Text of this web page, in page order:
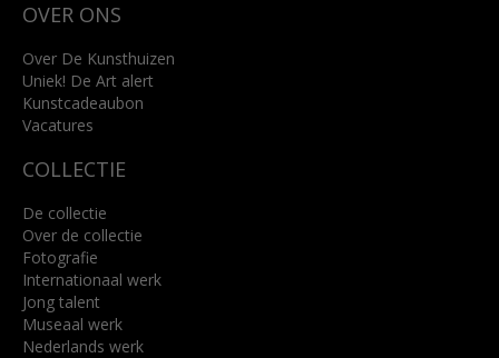
4818 SB Breda
info@kunsthuisbreda.nl
Lees meer
OVER ONS
Over De Kunsthuizen
Uniek! De Art alert
Kunstcadeaubon
Vacatures
COLLECTIE
De collectie
Over de collectie
Fotografie
Internationaal werk
Jong talent
Museaal werk
Nederlands werk